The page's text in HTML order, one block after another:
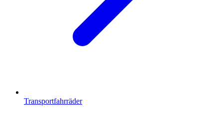
Transportfahrräder